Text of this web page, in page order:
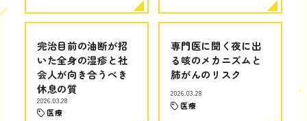
完治目前の油断が招
いた全身の湿疹と社
会人が向き合うべき
休息の質
2026.03.28
医療
専門医に聞く夜に出
る咳のメカニズムと
肺がんのリスク
2026.03.28
医療